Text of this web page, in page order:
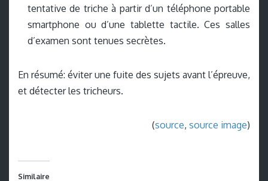
tentative de triche à partir d’un téléphone portable
smartphone ou d’une tablette tactile. Ces salles
d’examen sont tenues secrètes.
En résumé: éviter une fuite des sujets avant l’épreuve,
et détecter les tricheurs.
(source, source image)
Similaire